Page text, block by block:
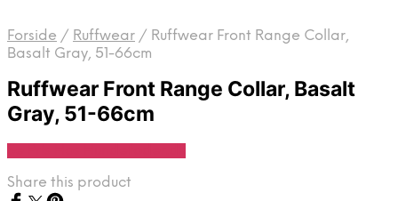
Forside / Ruffwear / Ruffwear Front Range Collar,
Basalt Gray, 51-66cm
Ruffwear Front Range Collar, Basalt
Gray, 51-66cm
Share this product